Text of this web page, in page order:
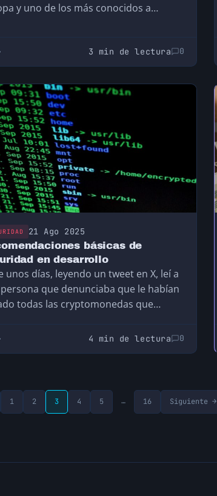
y uno de los más conocidos a…
3 min de lectura 0
21 Ago 2025
básicas de
en desarrollo
unos días, leyendo un tweet en X, leí a
que denunciaba que le habían
todas las cryptomonedas que…
4 min de lectura 0
1 2 3 4 5 … 16 Siguiente →